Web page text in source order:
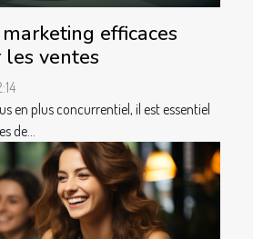
efficaces
ventes
en plus concurrentiel, il est essentiel
de...